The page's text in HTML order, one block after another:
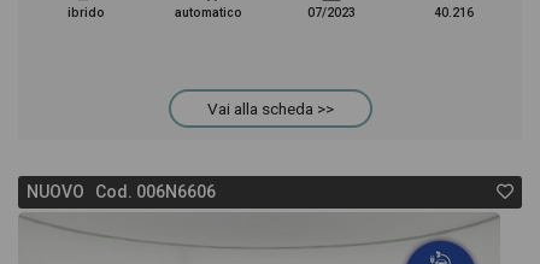
ibrido automatico 07/2023 40.216
Vai alla scheda >>
NUOVO Cod. 006N6606